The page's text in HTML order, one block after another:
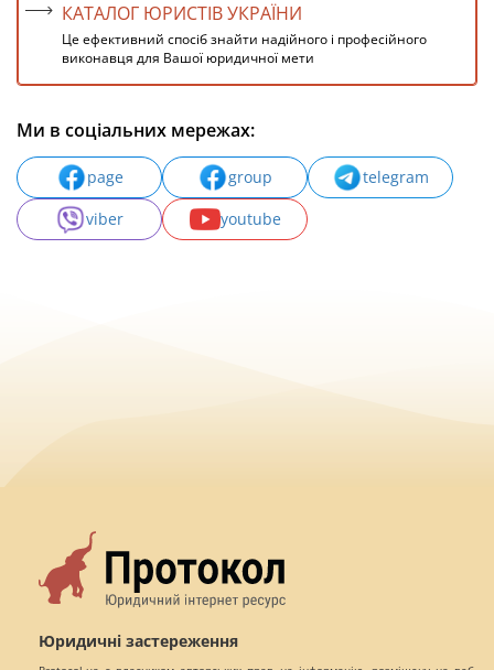
КАТАЛОГ ЮРИСТІВ УКРАЇНИ
Це ефективний спосіб знайти надійного і професійного
виконавця для Вашої юридичної мети
Ми в соціальних мережах:
page group
telegram
viber
youtube
Юридичні застереження